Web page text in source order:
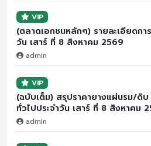
VIP
(ตลาดเอกชนหลักๆ) รายละเอียดกา
วัน เสาร์ ที่ 8 สิงหาคม 2569
admin
VIP
(ฉบับเต็ม) สรุปราคายางแผ่นรม/ดิบ
ทั่วไปประจำวัน เสาร์ ที่ 8 สิงหาคม
admin